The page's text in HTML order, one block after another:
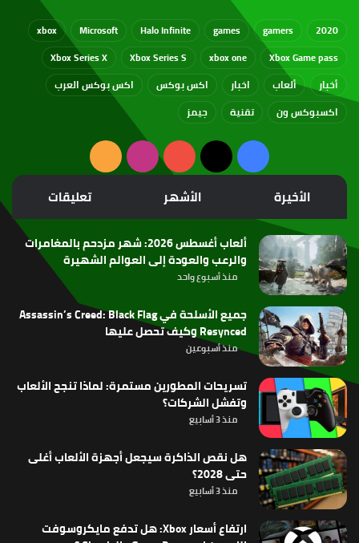
2020
gamers
games
Halo Infinite
Microsoft
xbox
Xbox Game pass
xbox one
Xbox Series S
Xbox Series X
أخبار
ألعاب اخبار اكس بوكس
اكس بوكس العرب
اكسبوكس ون
تقنية جيمز
فيسبوك
‫X
‫YouTubeانستقرامملخص
الموقع
RSS
الأخيرة الأشهر تعليقات
ألعاب أغسطس 2026: شهر مزدحم بالمغامرات
والرعب والعودة إلى العوالم الشهيرة
منذ أسبوع واحد
جميع الأسلحة في Assassin’s Creed: Black Flag
Resynced وكيف تحصل عليها
منذ أسبوعين
تسريحات المطورين مستمرة: لماذا تنجح الألعاب
وتفشل الشركات؟
منذ 3 أسابيع
هل نقص الذاكرة سيجعل أجهزة الألعاب أغلى
حتى 2028؟
منذ 3 أسابيع
ارتفاع أسعار Xbox: هل تدفع مايكروسوفت